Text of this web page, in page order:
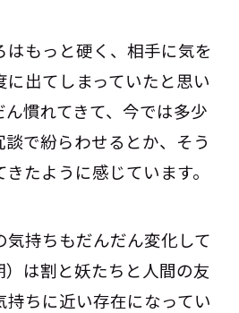
はもっと硬く、相手に気を
出てしまっていたと思い
慣れてきて、今では多少
で紛らわせるとか、そう
たように感じています。
持ちもだんだん変化して
）は割と妖たちと人間の友
持ちに近い存在になってい